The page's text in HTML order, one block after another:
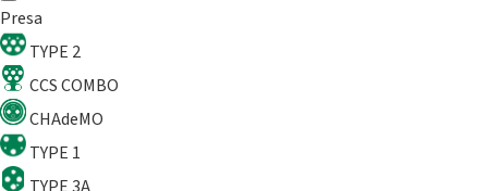
Presa
TYPE 2
CCS COMBO
CHAdeMO
TYPE 1